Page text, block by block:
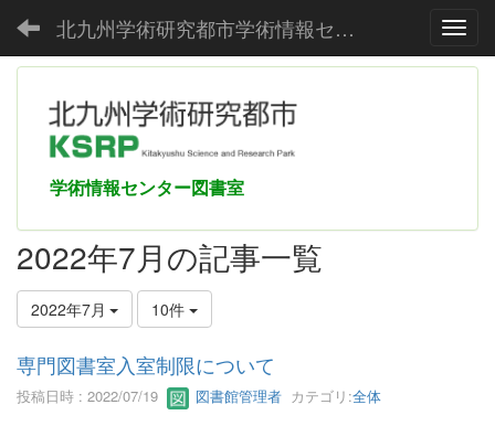
北九州学術研究都市学術情報センター
学術情報センター図書室
2022年7月の記事一覧
2022年7月 10件
専門図書室入室制限について
投稿日時 : 2022/07/19 図書館管理者 カテゴリ:全体